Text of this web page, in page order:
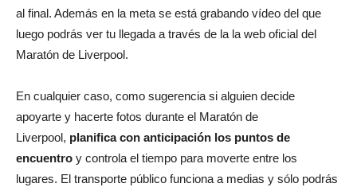
al final. Además en la meta se está grabando vídeo del que
luego podrás ver tu llegada a través de la la web oficial del
Maratón de Liverpool.
En cualquier caso, como sugerencia si alguien decide
apoyarte y hacerte fotos durante el Maratón de
Liverpool, planifica con anticipación los puntos de
encuentro y controla el tiempo para moverte entre los
lugares. El transporte público funciona a medias y sólo podrás